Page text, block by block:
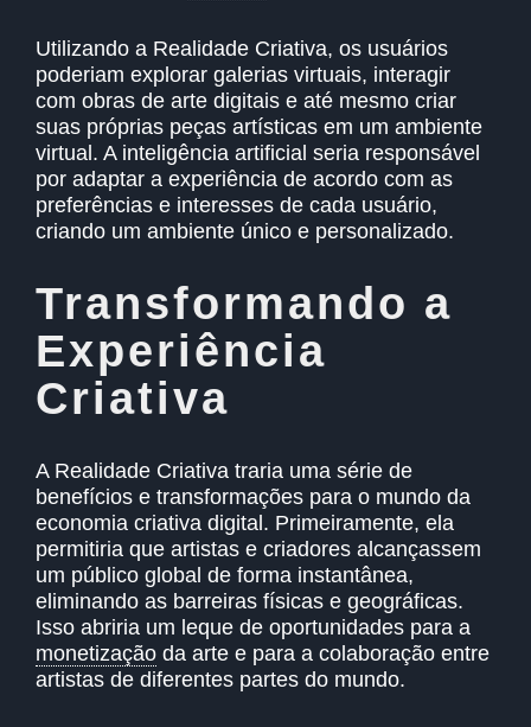
Utilizando a Realidade Criativa, os usuários
poderiam explorar galerias virtuais, interagir
com obras de arte digitais e até mesmo criar
suas próprias peças artísticas em um ambiente
virtual. A inteligência artificial seria responsável
por adaptar a experiência de acordo com as
preferências e interesses de cada usuário,
criando um ambiente único e personalizado.
Transformando a
Experiência
Criativa
A Realidade Criativa traria uma série de
benefícios e transformações para o mundo da
economia criativa digital. Primeiramente, ela
permitiria que artistas e criadores alcançassem
um público global de forma instantânea,
eliminando as barreiras físicas e geográficas.
Isso abriria um leque de oportunidades para a
monetização da arte e para a colaboração entre
artistas de diferentes partes do mundo.